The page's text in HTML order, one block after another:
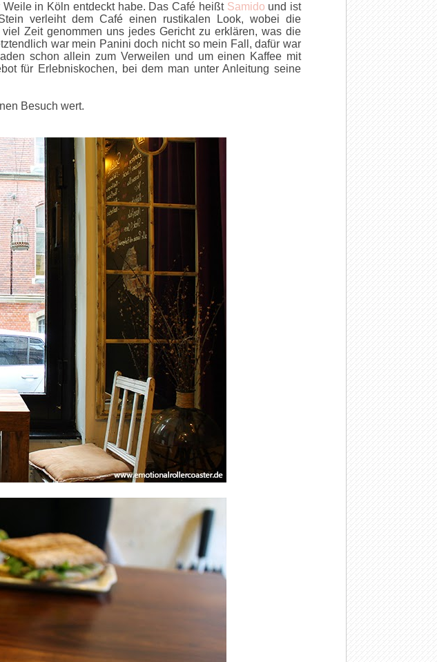
in Köln entdeckt habe. Das Café heißt Samido und ist
verleiht dem Café einen rustikalen Look, wobei die
Zeit genommen uns jedes Gericht zu erklären, was die
war mein Panini doch nicht so mein Fall, dafür war
schon allein zum Verweilen und um einen Kaffee mit
für Erlebniskochen, bei dem man unter Anleitung seine
Besuch wert.